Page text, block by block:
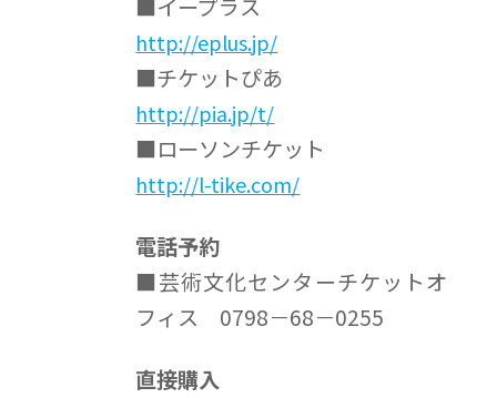
■イープラス
http://eplus.jp/
■チケットぴあ
http://pia.jp/t/
■ローソンチケット
http://l-tike.com/
電話予約
■芸術文化センターチケットオ
フィス 0798－68－0255
直接購入